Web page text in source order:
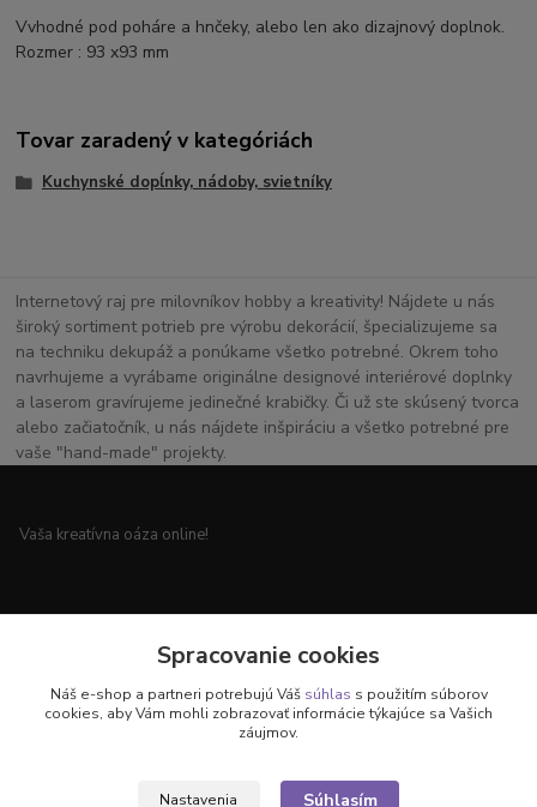
Vvhodné pod poháre a hnčeky, alebo len ako dizajnový doplnok.
Rozmer : 93 x93 mm
Tovar zaradený v kategóriách
Kuchynské dopĺnky, nádoby, svietníky
Internetový raj pre milovníkov hobby a kreativity! Nájdete u nás
široký sortiment potrieb pre výrobu dekorácií, špecializujeme sa
na techniku dekupáž a ponúkame všetko potrebné. Okrem toho
navrhujeme a vyrábame originálne designové interiérové doplnky
a laserom gravírujeme jedinečné krabičky. Či už ste skúsený tvorca
alebo začiatočník, u nás nájdete inšpiráciu a všetko potrebné pre
vaše "hand-made" projekty.
Vaša kreatívna oáza online!
Všetko pre vaše handmade projekty a originálne dekorácie.
Spracovanie cookies
Náš e-shop a partneri potrebujú Váš súhlas s použitím súborov
cookies, aby Vám mohli zobrazovať informácie týkajúce sa Vašich
záujmov.
Nastavenia Súhlasím